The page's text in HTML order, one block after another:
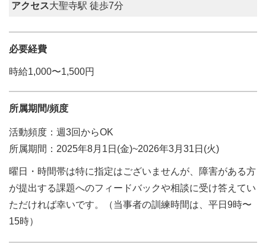
アクセス大聖寺駅 徒歩7分
必要経費
時給1,000〜1,500円
所属期間/頻度
活動頻度：週3回からOK
所属期間：2025年8月1日(金)~2026年3月31日(火)
曜日・時間帯は特に指定はございませんが、障害がある方
が提出する課題へのフィードバックや相談に受け答えてい
ただければ幸いです。（当事者の訓練時間は、平日9時〜
15時）